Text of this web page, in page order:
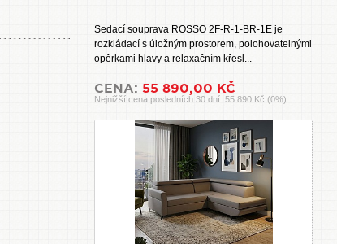
Sedací souprava ROSSO 2F-R-1-BR-1E je
rozkládací s úložným prostorem, polohovatelnými
opěrkami hlavy a relaxačním křesl...
CENA: 55 890,00 KČ
Nejnižší cena posledních 30 dní: 55 890 Kč (0%)